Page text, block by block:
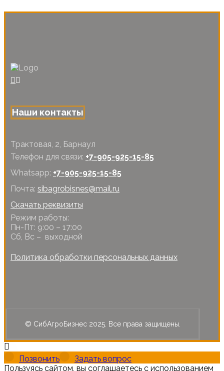
Наши контакты
Трактовая, 2, Барнаул
Телефон для связи: +7-905-925-15-85
Whatsapp: +7-905-925-15-85
Почта: sibagrobisnes@mail.ru
Скачать реквизиты
Режим работы:
Пн-Пт: 9:00 – 17:00
Сб, Вс – выходной
Политика обработки персональных данных
© СибАгроБизнес 2025. Все права защищены.
Позвонить
Задать вопрос
Пользуясь сайтом, вы соглашаетесь с использованием